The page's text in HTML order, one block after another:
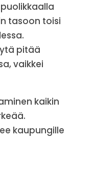
tasoon toisi
pitää
vaikkei
kaikin
kaupungille